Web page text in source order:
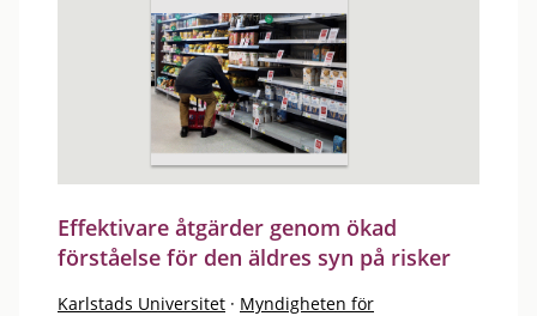
Effektivare åtgärder genom ökad
förståelse för den äldres syn på risker
Karlstads Universitet · Myndigheten för